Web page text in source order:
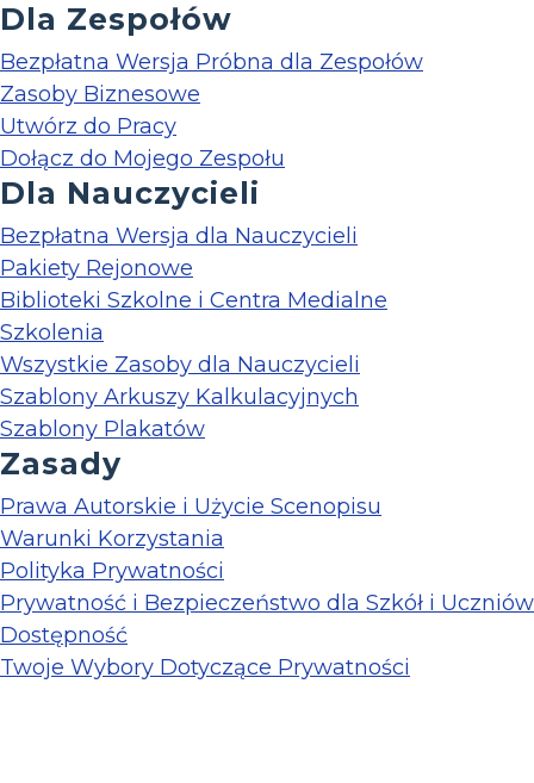
Dla Zespołów
Bezpłatna Wersja Próbna dla Zespołów
Zasoby Biznesowe
Utwórz do Pracy
Dołącz do Mojego Zespołu
Dla Nauczycieli
Bezpłatna Wersja dla Nauczycieli
Pakiety Rejonowe
Biblioteki Szkolne i Centra Medialne
Szkolenia
Wszystkie Zasoby dla Nauczycieli
Szablony Arkuszy Kalkulacyjnych
Szablony Plakatów
Zasady
Prawa Autorskie i Użycie Scenopisu
Warunki Korzystania
Polityka Prywatności
Prywatność i Bezpieczeństwo dla Szkół i Uczniów
Dostępność
Twoje Wybory Dotyczące Prywatności